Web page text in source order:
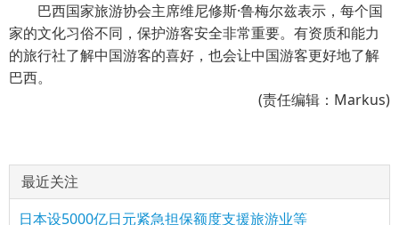
巴西国家旅游协会主席维尼修斯·鲁梅尔兹表示，每个国
家的文化习俗不同，保护游客安全非常重要。有资质和能力
的旅行社了解中国游客的喜好，也会让中国游客更好地了解
巴西。
(责任编辑：Markus)
最近关注
日本设5000亿日元紧急担保额度支援旅游业等